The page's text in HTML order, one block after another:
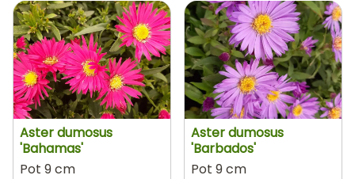
Aster dumosus
'Bahamas'
Pot 9 cm
Aster dumosus
'Barbados'
Pot 9 cm